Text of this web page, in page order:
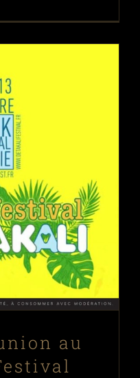
Festival
Festivals
au